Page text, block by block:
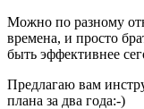
Можно по разному
времена, и просто
быть эффективнее
Предлагаю вам
плана за два года:-)